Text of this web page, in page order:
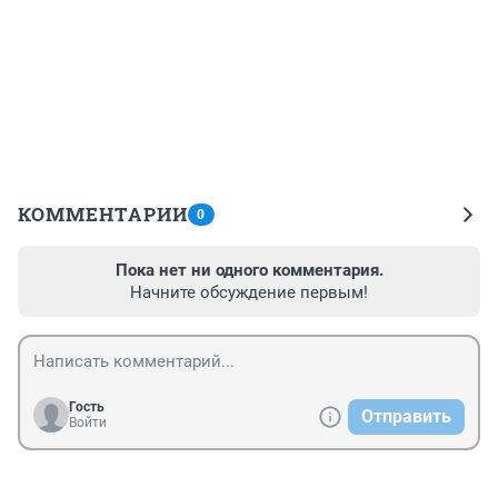
КОММЕНТАРИИ 0
Пока нет ни одного комментария.
Начните обсуждение первым!
Гость
Войти
Отправить